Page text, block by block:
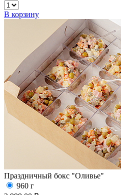
В корзину
Праздничный бокс "Оливье"
960 г